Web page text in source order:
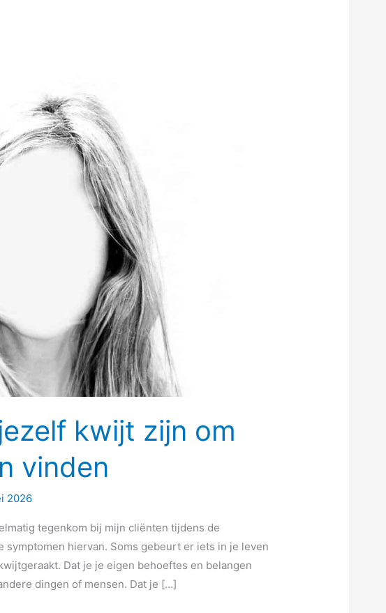
kwijt zijn om
vinden
2026
tegenkom bij mijn cliënten tijdens de
symptomen hiervan. Soms gebeurt er iets in je leven
Dat je je eigen behoeftes en belangen
dingen of mensen. Dat je […]